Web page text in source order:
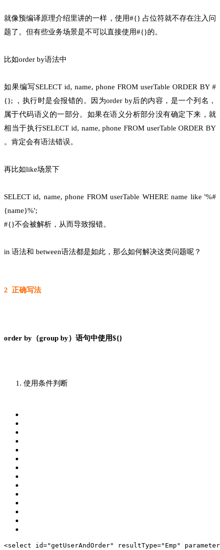
就像预编译原理介绍里讲的一样，使用#{} 占位符就不存在注入问
题了。但有些业务场景是不可以直接使用#{}的。
比如order by语法中
如果编写SELECT id, name, phone FROM userTable ORDER BY #
{}; ，执行时是会报错的。因为order by后的内容，是一个列名，
属于代码语义的一部分。如果在语义分析部分没有确定下来，就
相当于执行SELECT id, name, phone FROM userTable ORDER BY
。肯定会有语法错误。
再比如like场景下
SELECT id, name, phone FROM userTable WHERE name like '%#
{name}%';
#{}不会被解析，从而导致报错。
in 语法和 between语法都是如此，那么如何解决这类问题呢？
2 正确写法
order by（group by）语句中使用${}
使用条件判断
<select id="getUserAndOrder" resultType="Emp"